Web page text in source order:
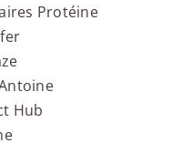
Protéine
Hub